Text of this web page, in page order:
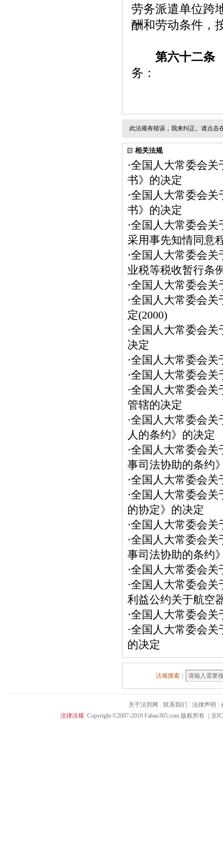
劳务派遣单位跨
酬和劳动条件，
第六十二条
务：
此法规有错误，我来纠正。请点击
相关法规
·全国人大常委会关
书》的决定
·全国人大常委会关
书》的决定
·全国人大常委会关
采用事先知情同意
·全国人大常委会关
业税等税收暂行条
·全国人大常委会关
·全国人大常委会关
定(2000)
·全国人大常委会关
决定
·全国人大常委会关
·全国人大常委会关
·全国人大常委会关
管辖的决定
·全国人大常委会关
人的条约》的决定
·全国人大常委会关
事司法协助的条约
·全国人大常委会关
·全国人大常委会关
的协定》的决定
·全国人大常委会关
·全国人大常委会关
事司法协助的条约
·全国人大常委会关
·全国人大常委会关
利益公约关于航空
·全国人大常委会关
·全国人大常委会关
的决定
法规搜索：
关于法邦网 联系我们 法律声明
法律法规 Copyright ©2007-2019 Fabao365.com 版权所有 京